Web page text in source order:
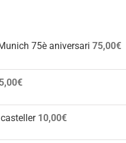
75è aniversari 75,00€
€
10,00€